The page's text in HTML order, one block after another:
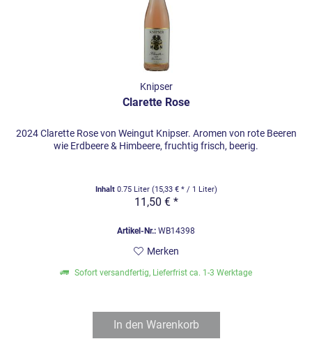
Knipser
Clarette Rose
2024 Clarette Rose von Weingut Knipser. Aromen von rote Beeren
wie Erdbeere & Himbeere, fruchtig frisch, beerig.
Inhalt 0.75 Liter (15,33 € * / 1 Liter)
11,50 € *
Artikel-Nr.: WB14398
Merken
Sofort versandfertig, Lieferfrist ca. 1-3 Werktage
In den Warenkorb